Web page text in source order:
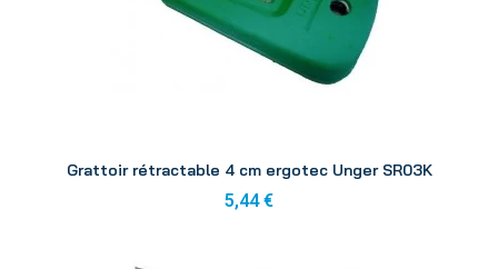
Grattoir rétractable 4 cm ergotec Unger SR03K
5,44 €